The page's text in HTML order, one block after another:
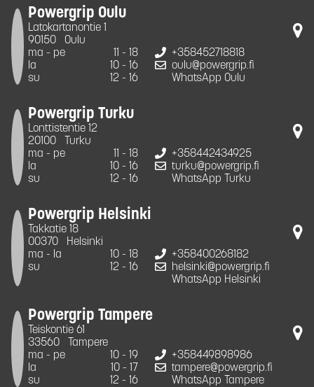
Powergrip Oulu
Latokartanontie 1
90150
Oulu
ma - pe
11 - 18
la
10 - 16
su
12 - 16
+358452718818
oulu@powergrip.fi
WhatsApp Oulu
Powergrip Turku
Lonttistentie 12
20100
Turku
ma - pe
11 - 18
la
10 - 16
su
12 - 16
+358442434925
turku@powergrip.fi
WhatsApp Turku
Powergrip Helsinki
Takkatie 18
00370
Helsinki
ma - la
10 - 18
su
12 - 16
+358400268182
helsinki@powergrip.fi
WhatsApp Helsinki
Powergrip Tampere
Teiskontie 61
33560
Tampere
ma - pe
10 - 19
la
10 - 17
su
12 - 16
+358449898986
tampere@powergrip.fi
WhatsApp Tampere